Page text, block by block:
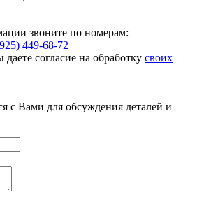
звоните по номерам:
449-68-72
согласие на обработку своих
с Вами для обсуждения деталей и